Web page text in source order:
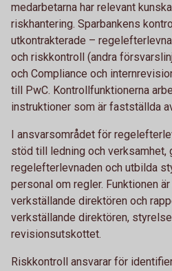
medarbetarna har relevant
riskhantering. Sparbankens
utkontrakterade –
och riskkontroll (andra
och Compliance och
till PwC. Kontrollfunktionerna
instruktioner som är fastställda
I ansvarsområdet för
stöd till ledning och verksamhet,
regelefterlevnaden och utbilda
personal om regler. Funktionen
verkställande direktören och
verkställande direktören,
revisionsutskottet.
Riskkontroll ansvarar för